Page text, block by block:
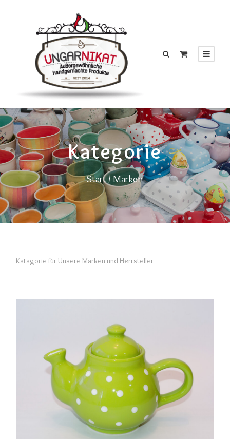
Kategorie
Start/ Marken
Katagorie für Unsere Marken und Herrsteller